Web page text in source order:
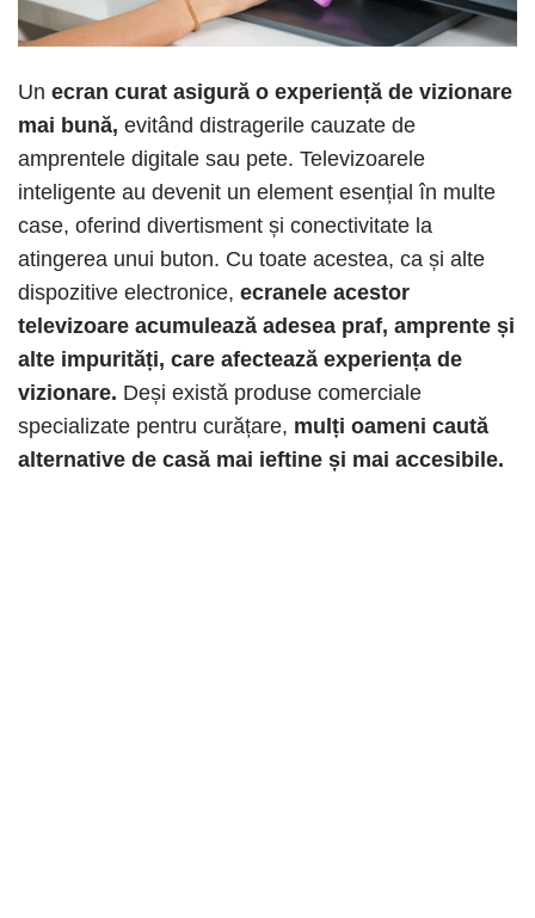
Un ecran curat asigură o experiență de vizionare
mai bună, evitând distragerile cauzate de
amprentele digitale sau pete. Televizoarele
inteligente au devenit un element esențial în multe
case, oferind divertisment și conectivitate la
atingerea unui buton. Cu toate acestea, ca și alte
dispozitive electronice, ecranele acestor
televizoare acumulează adesea praf, amprente și
alte impurități, care afectează experiența de
vizionare. Deși există produse comerciale
specializate pentru curățare, mulți oameni caută
alternative de casă mai ieftine și mai accesibile.